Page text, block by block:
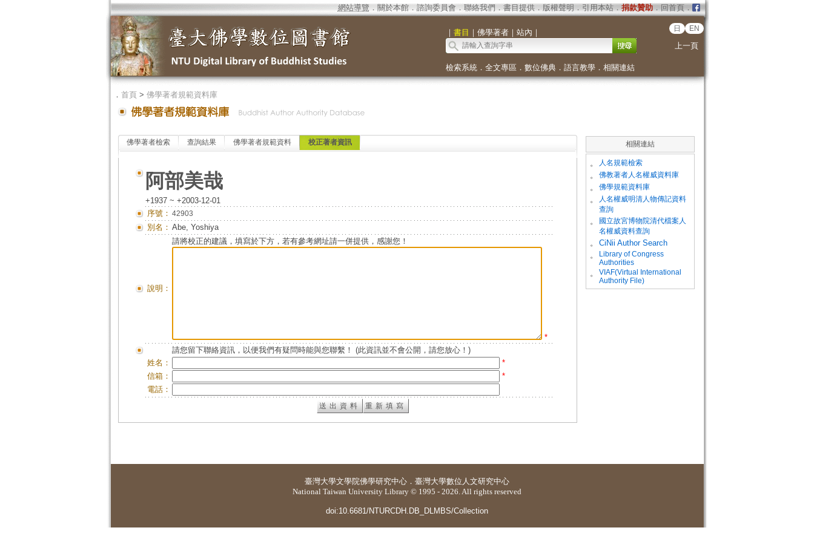
網站導覽 ． 關於本館． 諮詢委員會． 聯絡我們 ． 書目提供． 版權聲明 ． 引用本站． 捐款贊助．回首頁．
｜ 書目 ｜ 佛學著者｜ 站內 ｜ 日 EN
上一頁
檢索系統． 全文專區 ． 數位佛典． 語言教學． 相關連結
． 首頁> 佛學著者規範資料庫
佛學著者檢索 查詢結果 佛學著者規範資料 校正著者資訊
阿部美哉
+1937 ~ +2003-12-01
序號： 42903
別名： Abe, Yoshiya
說明：
請將校正的建議，填寫於下方，若有參考網址請一併提供，感謝您！
*
請您留下聯絡資訊，以便我們有疑問時能與您聯繫！ (此資訊並不會公開，請您放心！)
姓名：
*
信箱：
*
電話：
相關連結
。 人名規範檢索
。 佛教著者人名權威資料庫
。 佛學規範資料庫
。
人名權威明清人物傳記資料
查詢
。
國立故宮博物院清代檔案人
名權威資料查詢
。
CiNii Author Search
。
Library of Congress
Authorities
。
VIAF(Virtual International
Authority File)
臺灣大學文學院佛學研究中心 ． 臺灣大學數位人文研究中心
National Taiwan University Library © 1995 - 2026. All rights reserved
doi:10.6681/NTURCDH.DB_DLMBS/Collection